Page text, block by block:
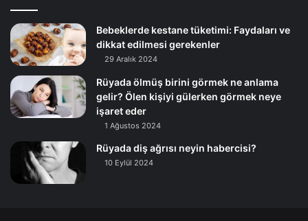
Bebeklerde kestane tüketimi: Faydaları ve
dikkat edilmesi gerekenler
29 Aralık 2024
Rüyada ölmüş birini görmek ne anlama
gelir? Ölen kişiyi gülerken görmek neye
işaret eder
1 Ağustos 2024
Rüyada diş ağrısı neyin habercisi?
10 Eylül 2024